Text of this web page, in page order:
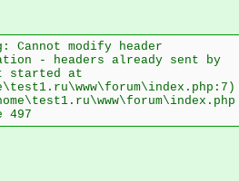
Cannot modify header
- headers already sent by
started at
497